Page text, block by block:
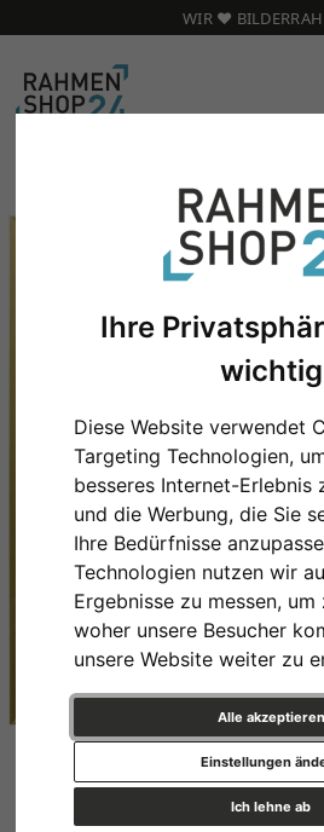
Ihre
wichtig
Diese Website verwendet
Targeting Technologien,
besseres Internet-Erlebnis
und die Werbung, die Sie
Ihre Bedürfnisse
Technologien nutzen wir
Ergebnisse zu messen,
woher unsere Besucher
unsere Website weiter zu
Alle akzeptieren
Ich lehne ab
Einstellungen
WIR ❤️
Zurück